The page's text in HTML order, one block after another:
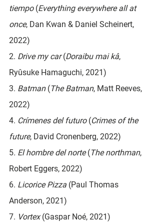
tiempo (Everything everywhere all at
once, Dan Kwan & Daniel Scheinert,
2022)
2. Drive my car (Doraibu mai kâ,
Ryûsuke Hamaguchi, 2021)
3. Batman (The Batman, Matt Reeves,
2022)
4. Crímenes del futuro (Crimes of the
future, David Cronenberg, 2022)
5. El hombre del norte (The northman,
Robert Eggers, 2022)
6. Licorice Pizza (Paul Thomas
Anderson, 2021)
7. Vortex (Gaspar Noé, 2021)